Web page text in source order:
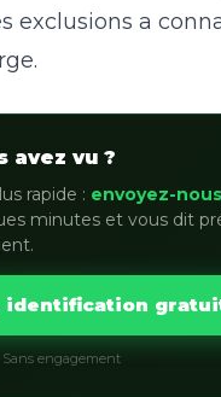
exclusions a
avez vu ?
rapide : envoyez-
minutes et vous dit
identification
Sans engagement